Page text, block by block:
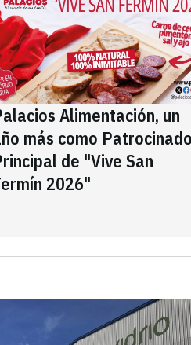
Alimentación, un
más como
de "Vive San
2026"